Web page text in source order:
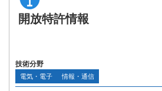
開放特許情報
技術分野
電気・電子 情報・通信